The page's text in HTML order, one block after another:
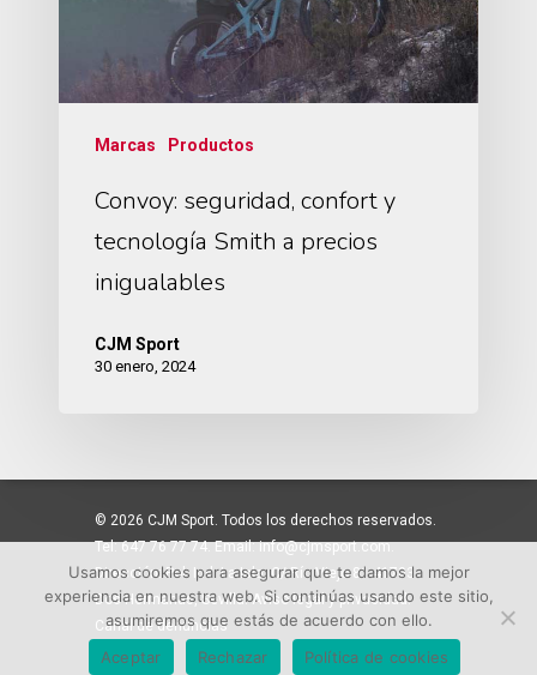
Marcas Productos
Convoy: seguridad, confort y
tecnología Smith a precios
inigualables
CJM Sport
30 enero, 2024
© 2026 CJM Sport. Todos los derechos reservados.
Tel: 647 76 77 74. Email: info@cjmsport.com.
Dirección: Pol. Ind. La Isla. C/ Río Viejo 81 41703
Dos Hermanas, Sevilla. Aviso legal y privacidad.
Canal de denuncias
Usamos cookies para asegurar que te damos la mejor
experiencia en nuestra web. Si continúas usando este sitio,
asumiremos que estás de acuerdo con ello.
Aceptar
Rechazar Política de cookies